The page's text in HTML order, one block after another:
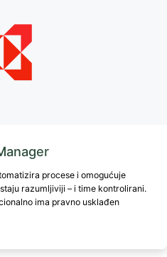
procese i omogućuje
razumljiviji – i time kontrolirani.
ima pravno usklađen